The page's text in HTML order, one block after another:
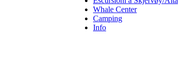
Whale Center
Camping
Info